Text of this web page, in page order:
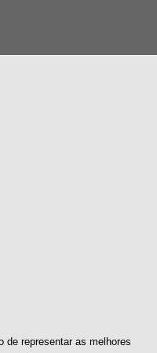
de representar as melhores